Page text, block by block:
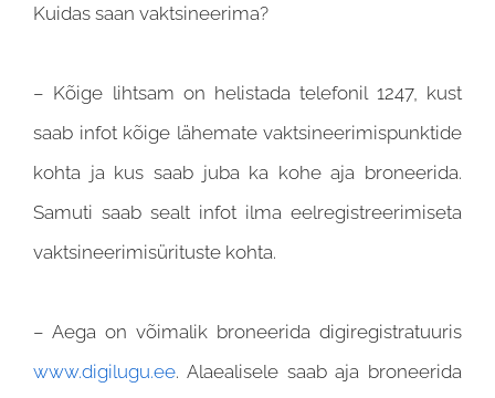
Kuidas saan vaktsineerima?
– Kõige lihtsam on helistada telefonil 1247, kust
saab infot kõige lähemate vaktsineerimispunktide
kohta ja kus saab juba ka kohe aja broneerida.
Samuti saab sealt infot ilma eelregistreerimiseta
vaktsineerimisürituste kohta.
– Aega on võimalik broneerida digiregistratuuris
www.digilugu.ee. Alaealisele saab aja broneerida